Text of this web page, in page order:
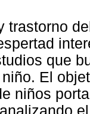
trastorno
que
El
niños